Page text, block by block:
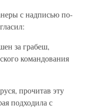
с надписью по-
за грабеш,
командования
прочитав эту
подходила с